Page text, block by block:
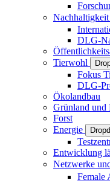
Nachhaltigkeit
DLG-
Tierwohl
Fokus
DLG-
Ökolandbau
Grünland und
Forst
Energie
Entwicklung
Netzwerke
Female